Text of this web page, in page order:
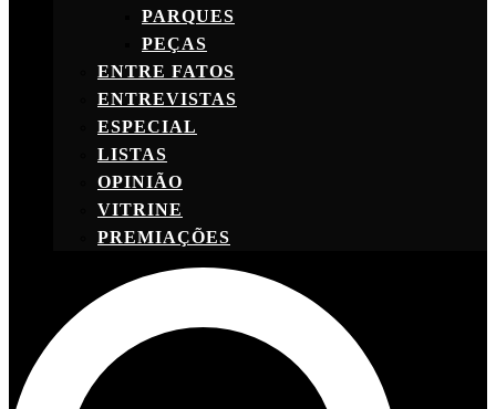
PARQUES
PEÇAS
ENTRE FATOS
ENTREVISTAS
ESPECIAL
LISTAS
OPINIÃO
VITRINE
PREMIAÇÕES